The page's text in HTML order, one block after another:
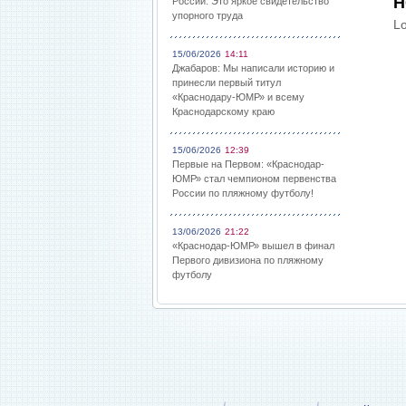
упорного труда
15/06/2026 14:11
Джабаров: Мы написали историю и
принесли первый титул
«Краснодару-ЮМР» и всему
Краснодарскому краю
15/06/2026 12:39
Первые на Первом: «Краснодар-
ЮМР» стал чемпионом первенства
России по пляжному футболу!
13/06/2026 21:22
«Краснодар-ЮМР» вышел в финал
Первого дивизиона по пляжному
футболу